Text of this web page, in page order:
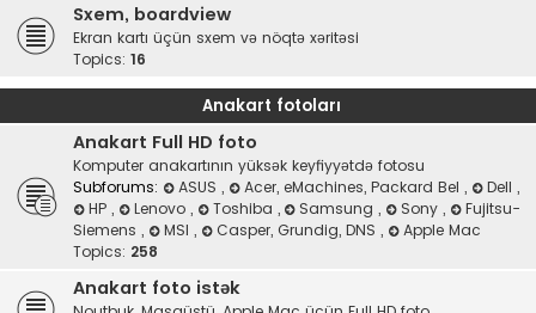
Sxem, boardview
Ekran kartı üçün sxem və nöqtə xəritəsi
Topics: 16
Anakart fotoları
Anakart Full HD foto
Komputer anakartının yüksək keyfiyyətdə fotosu
Subforums:
ASUS , Acer, eMachines, Packard Bel , Dell ,
HP , Lenovo , Toshiba , Samsung, Sony,
Fujitsu-
Siemens , MSI , Casper, Grundig, DNS ,
Apple Mac
Topics: 258
Anakart foto istək